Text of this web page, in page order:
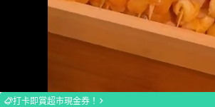
100.00%
打卡即賞超市現金券！